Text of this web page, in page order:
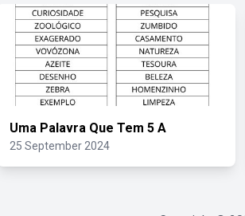
Uma Palavra Que Tem 5 A
25 September 2024